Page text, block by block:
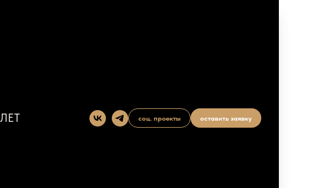
соц. проекты оставить заявку